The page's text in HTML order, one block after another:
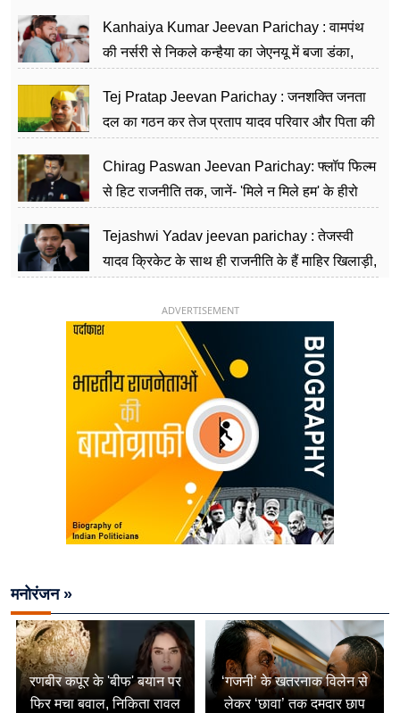
Kanhaiya Kumar Jeevan Parichay : वामपंथ
की नर्सरी से निकले कन्हैया का जेएनयू में बजा डंका,
Tej Pratap Jeevan Parichay : जनशक्ति जनता
दल का गठन कर तेज प्रताप यादव परिवार और पिता की
Chirag Paswan Jeevan Parichay: फ्लॉप फिल्म
से हिट राजनीति तक, जानें- 'मिले न मिले हम' के हीरो
Tejashwi Yadav jeevan parichay : तेजस्वी
यादव क्रिकेट के साथ ही राजनीति के हैं माहिर खिलाड़ी,
ADVERTISEMENT
मनोरंजन »
रणबीर कपूर के 'बीफ' बयान पर
फिर मचा बवाल, निकिता रावल
‘गजनी’ के खतरनाक विलेन से
लेकर ‘छावा’ तक दमदार छाप